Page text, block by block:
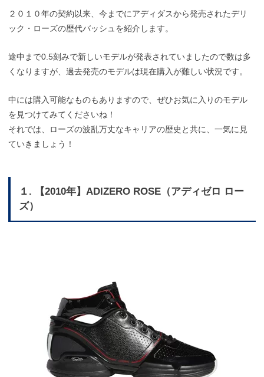
２０１０年の契約以来、今までにアディダスから発売されたデリ
ック・ローズの歴代バッシュを紹介します。
途中まで0.5刻みで新しいモデルが発表されていましたので数は多
くなりますが、過去発売のモデルは現在購入が難しい状況です。
中には購入可能なものもありますので、ぜひお気に入りのモデル
を見つけてみてくださいね！
それでは、ローズの波乱万丈なキャリアの歴史と共に、一気に見
ていきましょう！
１. 【2010年】ADIZERO ROSE（アディゼロ ロー
ズ）